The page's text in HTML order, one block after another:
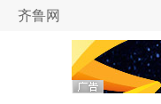
齐鲁网